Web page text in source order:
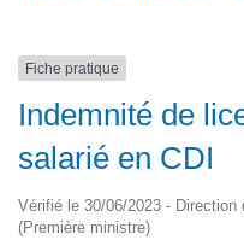
Fiche pratique
Indemnité de
salarié en CDI
Vérifié le 30/06/2023 -
(Première ministre)